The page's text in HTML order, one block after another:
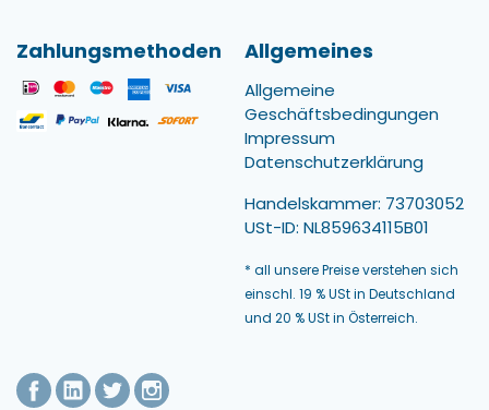
Zahlungsmethoden Allgemeines
Allgemeine
Geschäftsbedingungen
Impressum
Datenschutzerklärung
Handelskammer: 73703052
USt-ID: NL859634115B01
* all unsere Preise verstehen sich
einschl. 19 % USt in Deutschland
und 20 % USt in Österreich.